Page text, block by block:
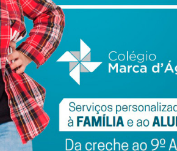
mais “um grande passo”. “Este
toda a nossa área de jurisdição,
vida de milhares de pessoas. Mais
emociona”, concluiu.
Imediato